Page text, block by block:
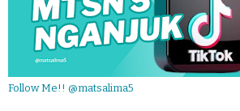
Follow Me!! @matsalima5